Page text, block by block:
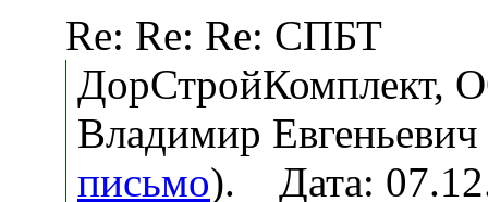
Re: Re: Re: СПБТ
ДорСтройКомплект,
Владимир
письмо). Дата: